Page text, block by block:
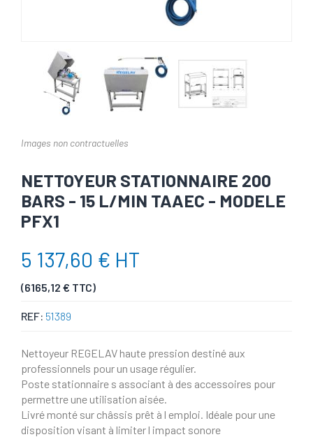
Images non contractuelles
NETTOYEUR STATIONNAIRE 200
BARS - 15 L/MIN TAAEC - MODELE
PFX1
5 137,60 € HT
(6165,12 € TTC)
REF: 51389
Nettoyeur REGELAV haute pression destiné aux
professionnels pour un usage régulier.
Poste stationnaire s associant à des accessoires pour
permettre une utilisation aisée.
Livré monté sur châssis prêt à l emploi. Idéale pour une
disposition visant à limiter l impact sonore